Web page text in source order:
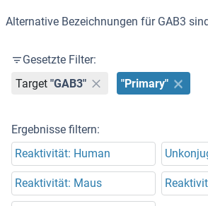
Alternative Bezeichnungen für GAB3
Gesetzte Filter:
Target "GAB3" "Primary"
Ergebnisse filtern:
Reaktivität: Human
Reaktivität: Maus